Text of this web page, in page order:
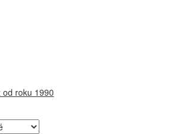
roku 1990
privátnou firmou na